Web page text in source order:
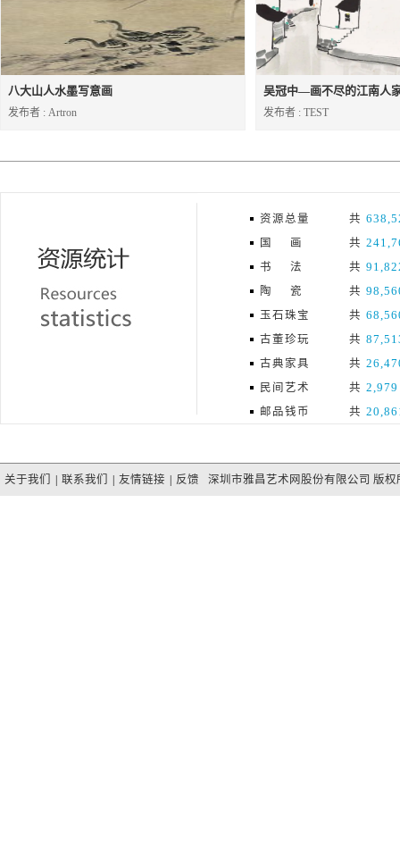
八大山人水墨写意画
发布者 : Artron
吴冠中—画不尽的江南人
发布者 : TEST
资源总量 共
国 画
共
书 法
共
陶 瓷
共
玉石珠宝
共
古董珍玩
共
古典家具
共
民间艺术
共 2,979
邮品钱币
共
关于我们 联系我们 友情链接 反馈 深圳市雅昌艺术网股份有限公司 版权